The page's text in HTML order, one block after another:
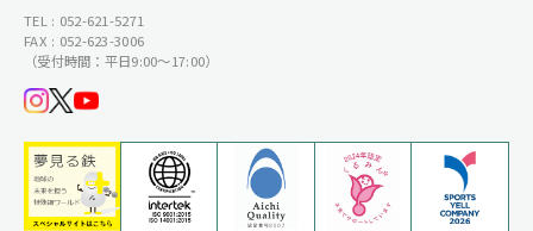
TEL : 052-621-5271
FAX : 052-623-3006
（受付時間：平日9:00〜17:00）